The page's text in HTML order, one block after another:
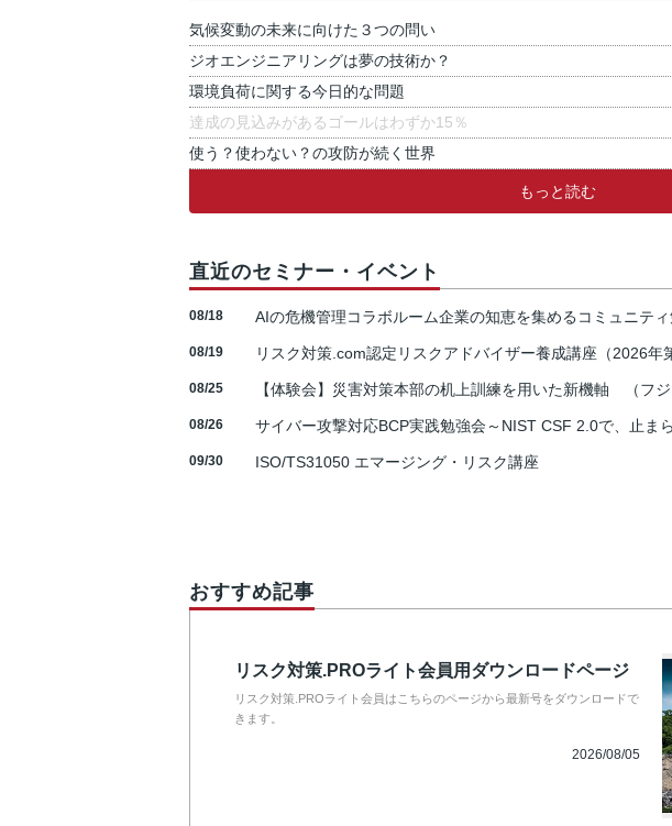
気候変動の未来に向けた３つの問い
ジオエンジニアリングは夢の技術か？
環境負荷に関する今日的な問題
達成の見込みがあるゴールはわずか15％
使う？使わない？の攻防が続く世界
もっと読む
直近のセミナー・イベント
08/18 AIの危機管理コラボルーム企業の知恵を集めるコミュニテ
08/19 リスク対策.com認定リスクアドバイザー養成講座（2026年
08/25 【体験会】災害対策本部の机上訓練を用いた新機軸 （フジ
08/26 サイバー攻撃対応BCP実践勉強会～NIST CSF 2.0で、止ま
09/30 ISO/TS31050 エマージング・リスク講座
おすすめ記事
リスク対策.PROライト会員用ダウンロードページ
リスク対策.PROライト会員はこちらのページから最新号をダウンロードで
きます。
2026/08/05